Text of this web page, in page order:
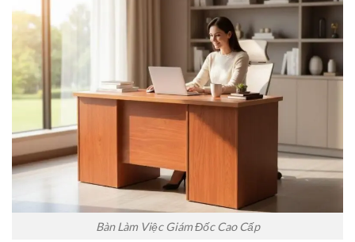
Bàn Làm Việc Giám Đốc Cao Cấp